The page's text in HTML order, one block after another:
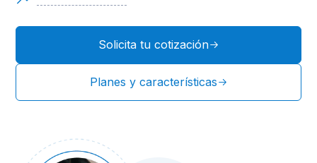
Solicita tu cotización
Planes y características